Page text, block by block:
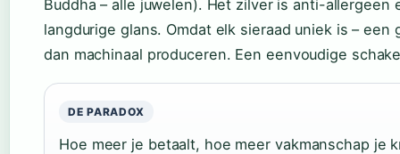
Buddha – alle juwelen). Het zilver is anti-
langdurige glans. Omdat elk sieraad uniek is –
dan machinaal produceren. Een eenvoudige
DE PARADOX
Hoe meer je betaalt, hoe meer vakmanschap je